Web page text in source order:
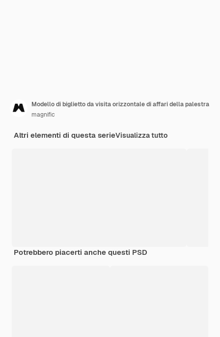
Modello di biglietto da visita orizzontale di affari della palestra
magnific
Altri elementi di questa serieVisualizza tutto
Potrebbero piacerti anche questi PSD